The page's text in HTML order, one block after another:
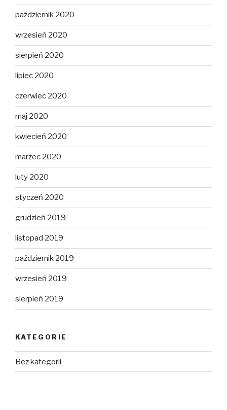
październik 2020
wrzesień 2020
sierpień 2020
lipiec 2020
czerwiec 2020
maj 2020
kwiecień 2020
marzec 2020
luty 2020
styczeń 2020
grudzień 2019
listopad 2019
październik 2019
wrzesień 2019
sierpień 2019
KATEGORIE
Bez kategorii